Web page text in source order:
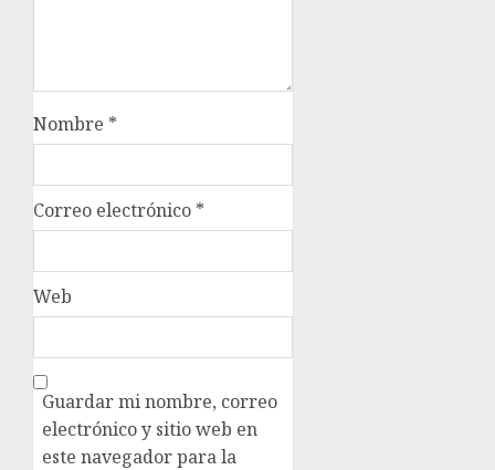
Nombre *
Correo electrónico *
Web
Guardar mi nombre, correo
electrónico y sitio web en
este navegador para la